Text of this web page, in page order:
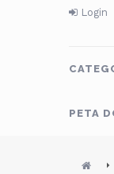
Login
PETA